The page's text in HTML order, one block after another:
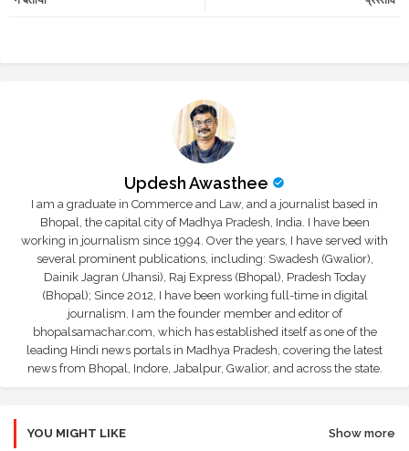
Updesh Awasthee
I am a graduate in Commerce and Law, and a journalist based in
Bhopal, the capital city of Madhya Pradesh, India. I have been
working in journalism since 1994. Over the years, I have served with
several prominent publications, including: Swadesh (Gwalior),
Dainik Jagran (Jhansi), Raj Express (Bhopal), Pradesh Today
(Bhopal); Since 2012, I have been working full-time in digital
journalism. I am the founder member and editor of
bhopalsamachar.com, which has established itself as one of the
leading Hindi news portals in Madhya Pradesh, covering the latest
news from Bhopal, Indore, Jabalpur, Gwalior, and across the state.
YOU MIGHT LIKE Show more